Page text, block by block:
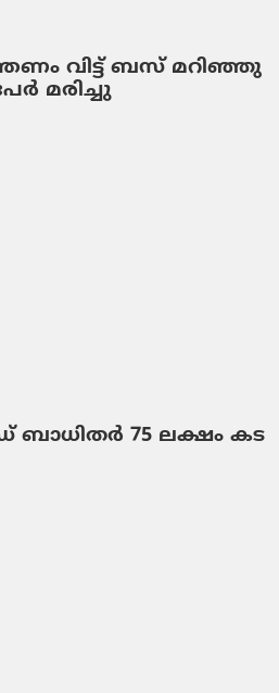
വിട്ട് ബസ് മറിഞ്ഞു
മരിച്ചു
ബാ​ധി​ത​ർ 75 ല​ക്ഷം ക​ട​